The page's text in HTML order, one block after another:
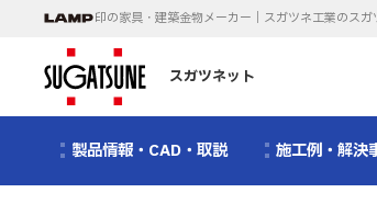
印の家具・建築金物メーカー｜スガツネ工業のス
スガツネット
製品情報・CAD・取説 施工例・解決